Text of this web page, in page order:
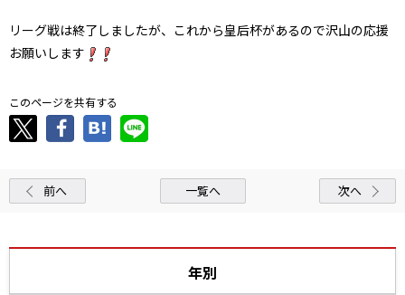
リーグ戦は終了しましたが、これから皇后杯があるので沢山の応援
お願いします
このページを共有する
前へ 一覧へ 次へ
年別